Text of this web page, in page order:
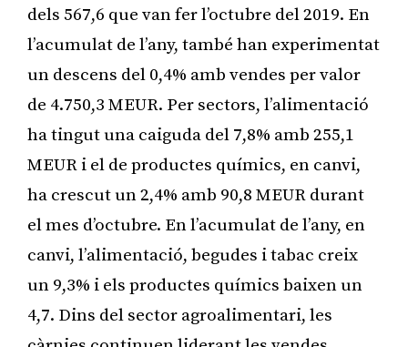
dels 567,6 que van fer l’octubre del 2019. En
l’acumulat de l’any, també han experimentat
un descens del 0,4% amb vendes per valor
de 4.750,3 MEUR. Per sectors, l’alimentació
ha tingut una caiguda del 7,8% amb 255,1
MEUR i el de productes químics, en canvi,
ha crescut un 2,4% amb 90,8 MEUR durant
el mes d’octubre. En l’acumulat de l’any, en
canvi, l’alimentació, begudes i tabac creix
un 9,3% i els productes químics baixen un
4,7. Dins del sector agroalimentari, les